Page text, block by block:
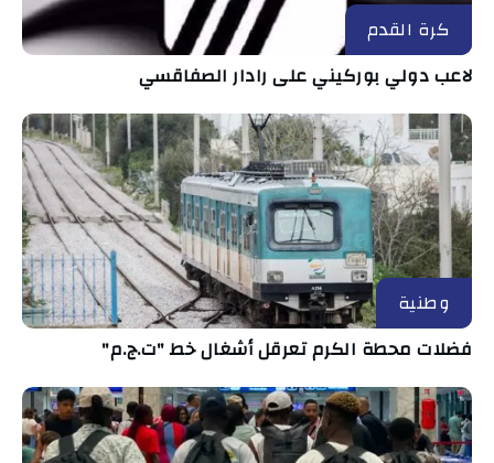
كرة القدم
لاعب دولي بوركيني على رادار الصفاقسي
وطنية
فضلات محطة الكرم تعرقل أشغال خط "ت.ج.م"